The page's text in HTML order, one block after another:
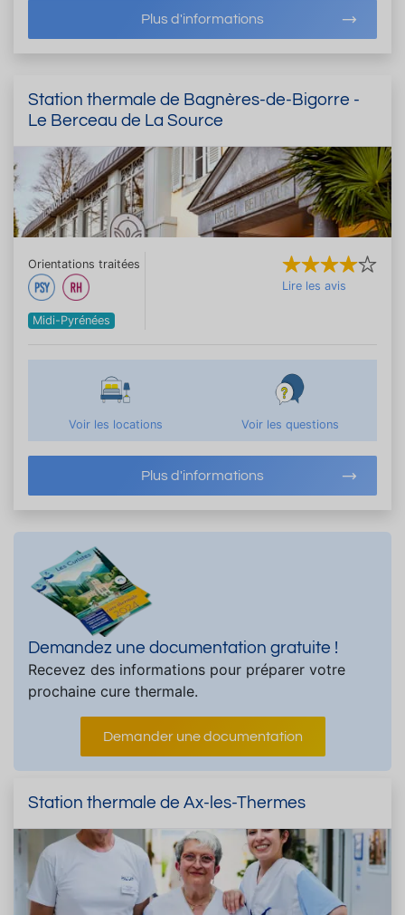
Plus d'informations
Station thermale de Bagnères-de-Bigorre -
Le Berceau de La Source
Orientations traitées
Midi-Pyrénées
Lire les avis
Voir les locations Voir les questions
Plus d'informations
Demandez une documentation gratuite !
Recevez des informations pour préparer votre
prochaine cure thermale.
Demander une documentation
Station thermale de Ax-les-Thermes